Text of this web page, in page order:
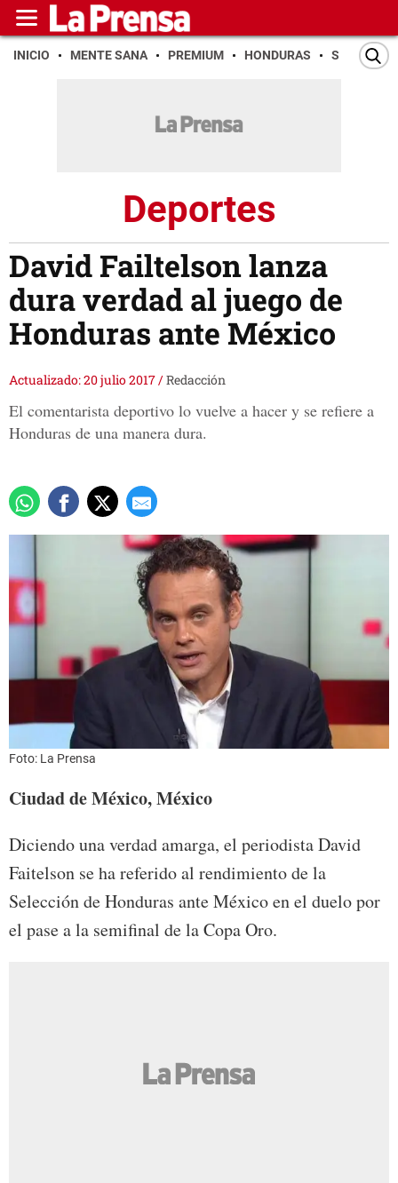
INICIO MENTE SANA PREMIUM HONDURAS SAN PEDRO
Deportes
David Failtelson lanza
dura verdad al juego de
Honduras ante México
Actualizado: 20 julio 2017/Redacción
El comentarista deportivo lo vuelve a hacer y se refiere a
Honduras de una manera dura.
Foto: La Prensa
Ciudad de México, México
Diciendo una verdad amarga, el periodista David
Faitelson se ha referido al rendimiento de la
Selección de Honduras ante México en el duelo por
el pase a la semifinal de la Copa Oro.